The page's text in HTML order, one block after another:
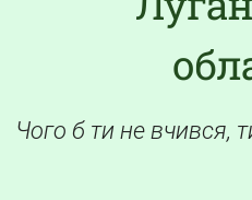
Чого б ти не вчився,